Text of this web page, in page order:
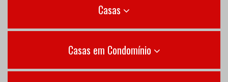
Casas
Casas em Condomínio